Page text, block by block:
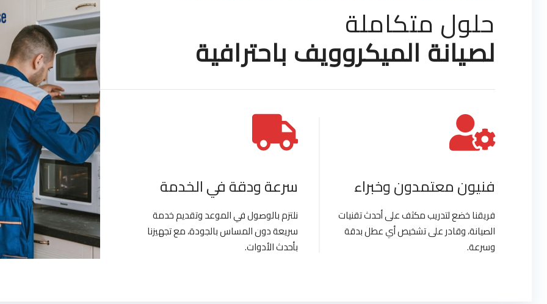
حلول متكاملة
لصيانة الميكروويف باحترافية
فنيون معتمدون وخبراء
فريقنا خضع لتدريب مكثف على أحدث تقنيات
الصيانة، وقادر على تشخيص أي عطل بدقة
وسرعة.
سرعة ودقة في الخدمة
نلتزم بالوصول في الموعد وتقديم خدمة
سريعة دون المساس بالجودة، مع تجهيزنا
بأحدث الأدوات.